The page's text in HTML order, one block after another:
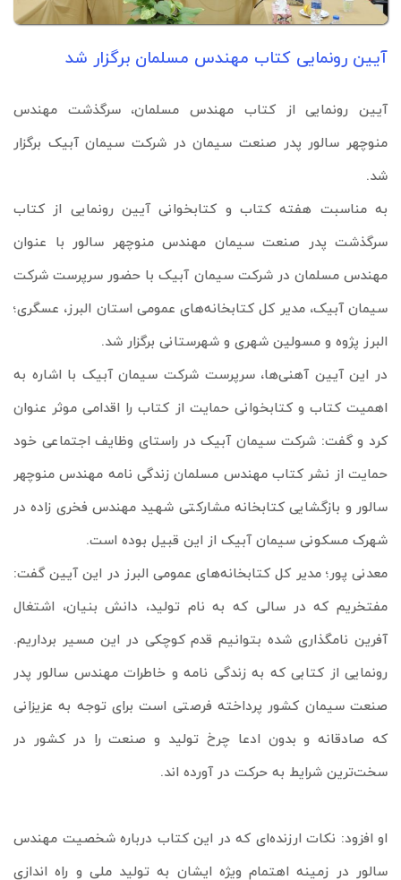
آیین رونمایی کتاب مهندس مسلمان برگزار شد
آیین رونمایی از کتاب مهندس مسلمان، سرگذشت مهندس
منوچهر سالور پدر صنعت سیمان در شرکت سیمان آبیک برگزار
شد.
به مناسبت هفته کتاب و کتابخوانی آیین رونمایی از کتاب
سرگذشت پدر صنعت سیمان مهندس منوچهر سالور با عنوان
مهندس مسلمان در شرکت سیمان آبیک با حضور سرپرست شرکت
سیمان آبیک، مدیر کل کتابخانه‌های عمومی استان البرز، عسگری؛
البرز پژوه و مسولین شهری و شهرستانی برگزار شد.
در این آیین آهنی‌ها، سرپرست شرکت سیمان آبیک با اشاره به
اهمیت کتاب و کتابخوانی حمایت از کتاب را اقدامی موثر عنوان
کرد و گفت: شرکت سیمان آبیک در راستای وظایف اجتماعی خود
حمایت از نشر کتاب مهندس مسلمان زندگی نامه مهندس منوچهر
سالور و بازگشایی کتابخانه مشارکتی شهید مهندس فخری زاده در
شهرک مسکونی سیمان آبیک از این قبیل بوده است.
معدنی پور؛ مدیر کل کتابخانه‌های عمومی البرز در این آیین گفت:
مفتخریم که در سالی که به نام تولید، دانش بنیان، اشتغال
آفرین نامگذاری شده بتوانیم قدم کوچکی در این مسیر برداریم.
رونمایی از کتابی که به زندگی نامه و خاطرات مهندس سالور پدر
صنعت سیمان کشور پرداخته فرصتی است برای توجه به عزیزانی
که صادقانه و بدون ادعا چرخ تولید و صنعت را در کشور در
سخت‌ترین شرایط به حرکت در آورده اند.
او افزود: نکات ارزنده‌ای که در این کتاب درباره شخصیت مهندس
سالور در زمینه اهتمام ویژه ایشان به تولید ملی و راه اندازی